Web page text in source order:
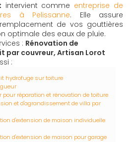
intervient comme entreprise de
à Pelissanne. Elle assure
de vos gouttières
optimale des eaux de pluie.
: Rénovation de
par couvreur, Artisan Lorot
:
hydrofuge sur toiture
pour réparation et rénovation de toiture
et d'agrandissement de villa par
d'extension de maison individuelle
d'extension de maison pour garage